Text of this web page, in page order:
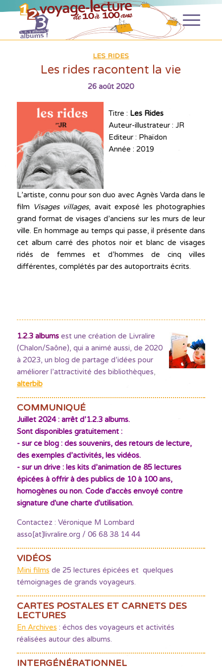
LES RIDES
Les rides racontent la vie
26 août 2020
Titre : Les Rides
Auteur-illustrateur : JR
Editeur : Phaïdon
Année : 2019
L’artiste, connu pour son duo avec Agnès Varda dans le
film Visages villages, avait exposé les photographies
grand format de visages d’anciens sur les murs de leur
ville. En hommage au temps qui passe, il présente dans
cet album carré des photos noir et blanc de visages
ridés de femmes et d’hommes de cinq villes
différentes, complétés par des autoportraits écrits.
1.2.3 albumsest une création de Livralire
(Chalon/Saône), qui a animé aussi, de 2020
à 2023, un blog de partage d’idées pour
améliorer l’attractivité des bibliothèques,
alterbib
COMMUNIQUÉ
Juillet 2024 : arrêt d’1.2.3 albums.
Sont disponibles gratuitement :
- sur ce blog : des souvenirs, des retours de lecture,
des exemples d’activités, les vidéos.
- sur un drive : les kits d’animation de 85 lectures
épicées à offrir à des publics de 10 à 100 ans,
homogènes ou non. Code d'accès envoyé contre
signature d'une charte d'utilisation.
Contactez : Véronique M Lombard
asso[at]livralire.org / 06 68 38 14 44
VIDÉOS
Mini films de 25 lectures épicées et quelques
témoignages de grands voyageurs.
CARTES POSTALES ET CARNETS DES
LECTURES
En Archives : échos des voyageurs et activités
réalisées autour des albums.
INTERGÉNÉRATIONNEL